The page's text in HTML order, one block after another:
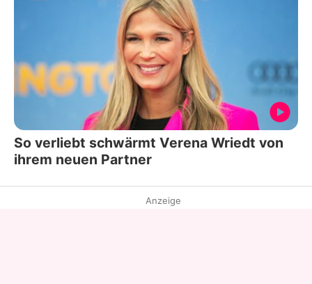
So verliebt schwärmt Verena Wriedt von
ihrem neuen Partner
Anzeige